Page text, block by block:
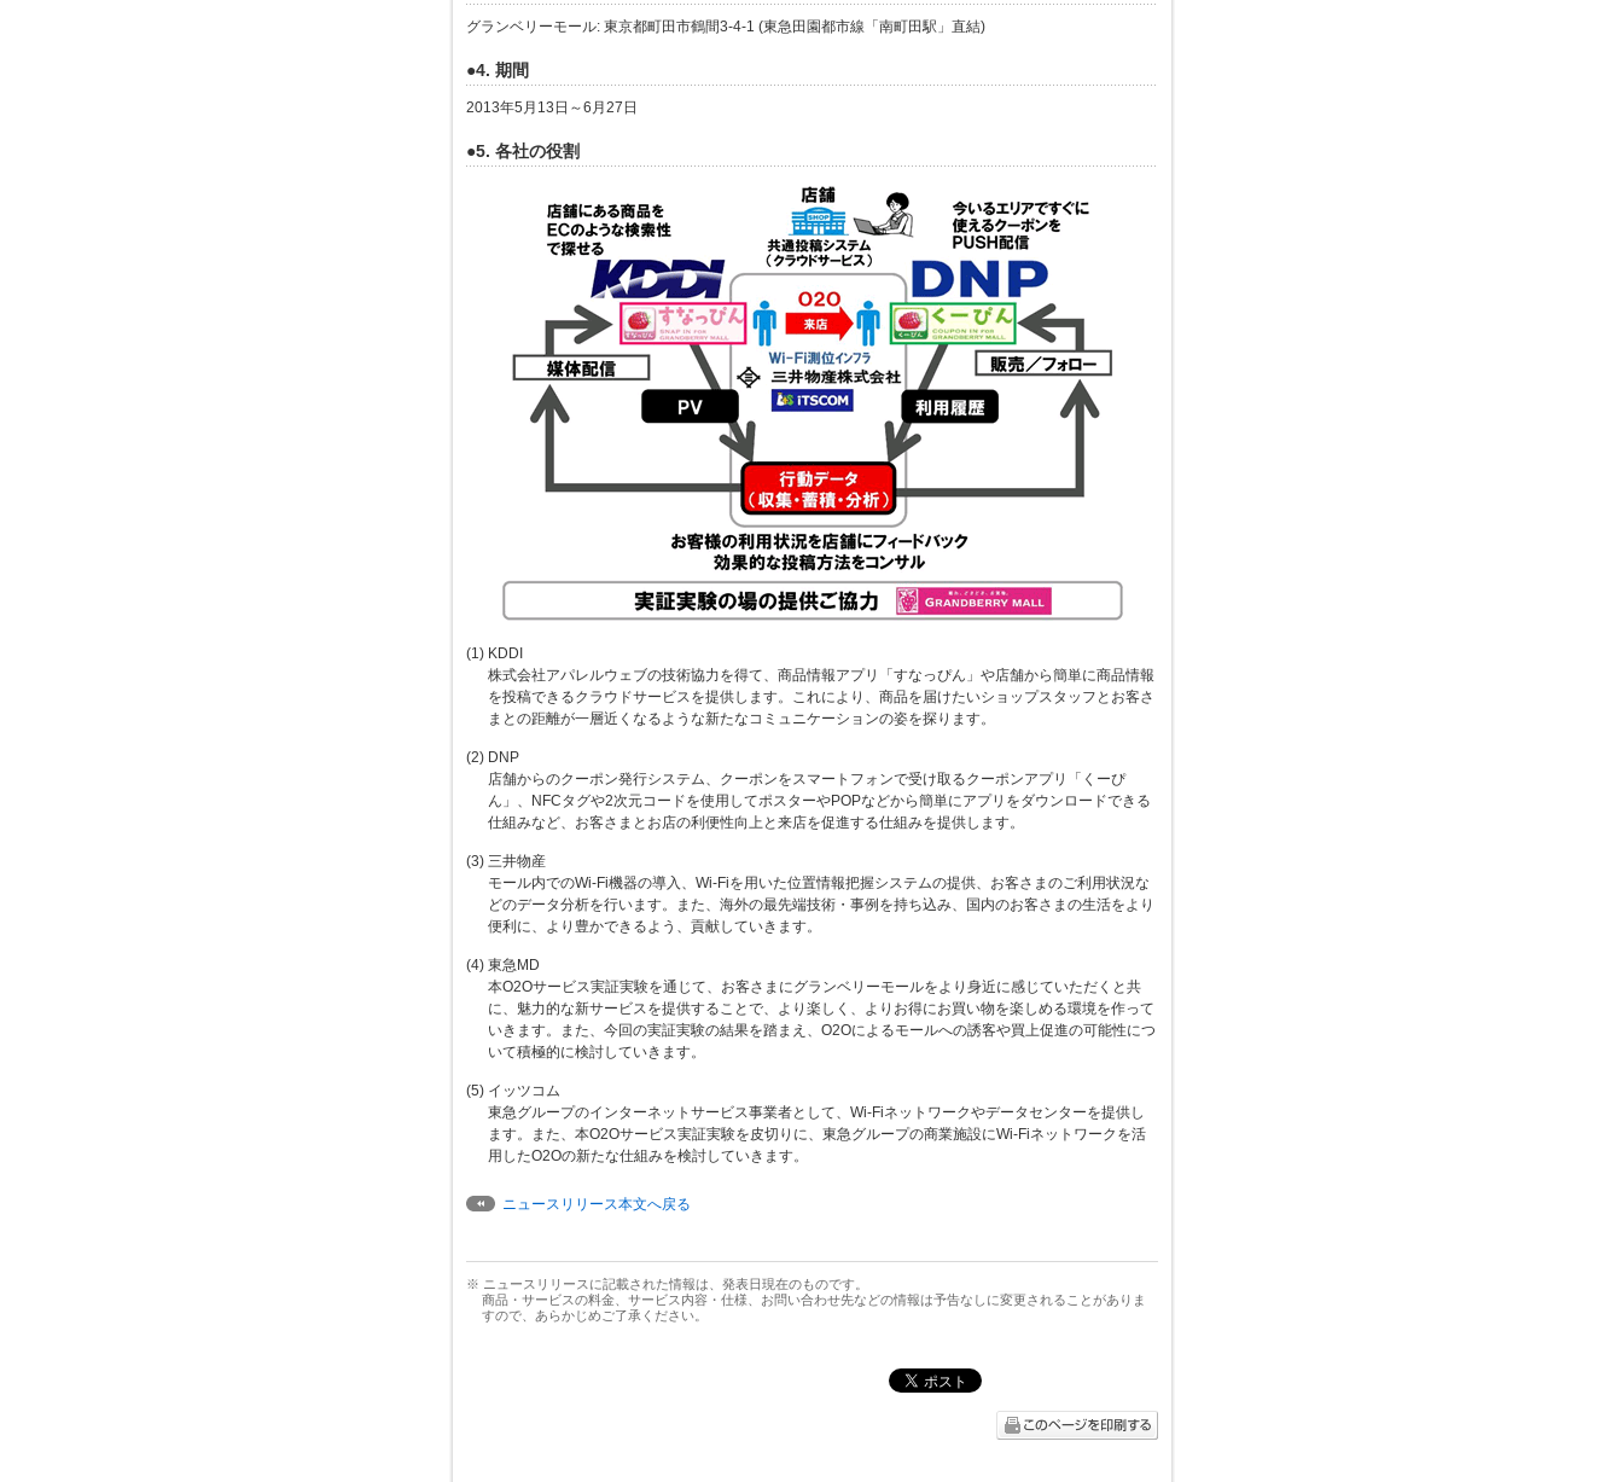
グランベリーモール: 東京都町田市鶴間3-4-1 (東急田園都市線「南町田駅」直結)
●4. 期間
2013年5月13日～6月27日
●5. 各社の役割
(1) KDDI
株式会社アパレルウェブの技術協力を得て、商品情報アプリ「すなっぴん」や店舗から簡単に商品情報
を投稿できるクラウドサービスを提供します。これにより、商品を届けたいショップスタッフとお客さ
まとの距離が一層近くなるような新たなコミュニケーションの姿を探ります。
(2) DNP
店舗からのクーポン発行システム、クーポンをスマートフォンで受け取るクーポンアプリ「くーぴ
ん」、NFCタグや2次元コードを使用してポスターやPOPなどから簡単にアプリをダウンロードできる
仕組みなど、お客さまとお店の利便性向上と来店を促進する仕組みを提供します。
(3) 三井物産
モール内でのWi-Fi機器の導入、Wi-Fiを用いた位置情報把握システムの提供、お客さまのご利用状況な
どのデータ分析を行います。また、海外の最先端技術・事例を持ち込み、国内のお客さまの生活をより
便利に、より豊かできるよう、貢献していきます。
(4) 東急MD
本O2Oサービス実証実験を通じて、お客さまにグランベリーモールをより身近に感じていただくと共
に、魅力的な新サービスを提供することで、より楽しく、よりお得にお買い物を楽しめる環境を作って
いきます。また、今回の実証実験の結果を踏まえ、O2Oによるモールへの誘客や買上促進の可能性につ
いて積極的に検討していきます。
(5) イッツコム
東急グループのインターネットサービス事業者として、Wi-Fiネットワークやデータセンターを提供し
ます。また、本O2Oサービス実証実験を皮切りに、東急グループの商業施設にWi-Fiネットワークを活
用したO2Oの新たな仕組みを検討していきます。
ニュースリリース本文へ戻る
※ ニュースリリースに記載された情報は、発表日現在のものです。
商品・サービスの料金、サービス内容・仕様、お問い合わせ先などの情報は予告なしに変更されることがありま
すので、あらかじめご了承ください。